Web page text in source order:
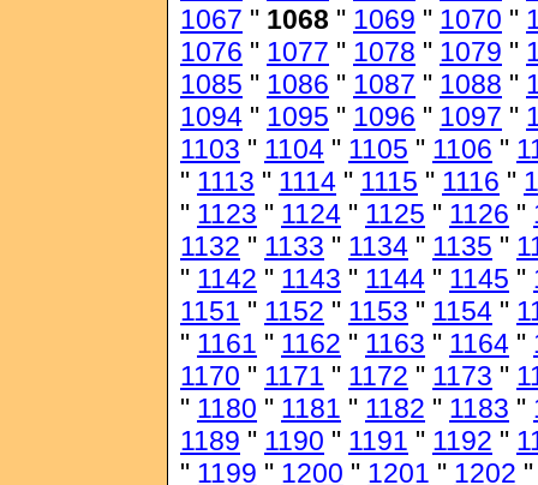
1067 " 1068 " 1069 " 1070 "
1076 " 1077 " 1078 " 1079 "
1085 " 1086 " 1087 " 1088 "
1094 " 1095 " 1096 " 1097 "
1103 " 1104 " 1105 " 1106 "
" 1113 " 1114 " 1115 " 1116 "
" 1123 " 1124 " 1125 " 1126 "
1132 " 1133 " 1134 " 1135 "
" 1142 " 1143 " 1144 " 1145 "
1151 " 1152 " 1153 " 1154 "
" 1161 " 1162 " 1163 " 1164 "
1170 " 1171 " 1172 " 1173 "
" 1180 " 1181 " 1182 " 1183 "
1189 " 1190 " 1191 " 1192 "
" 1199 " 1200 " 1201 " 1202